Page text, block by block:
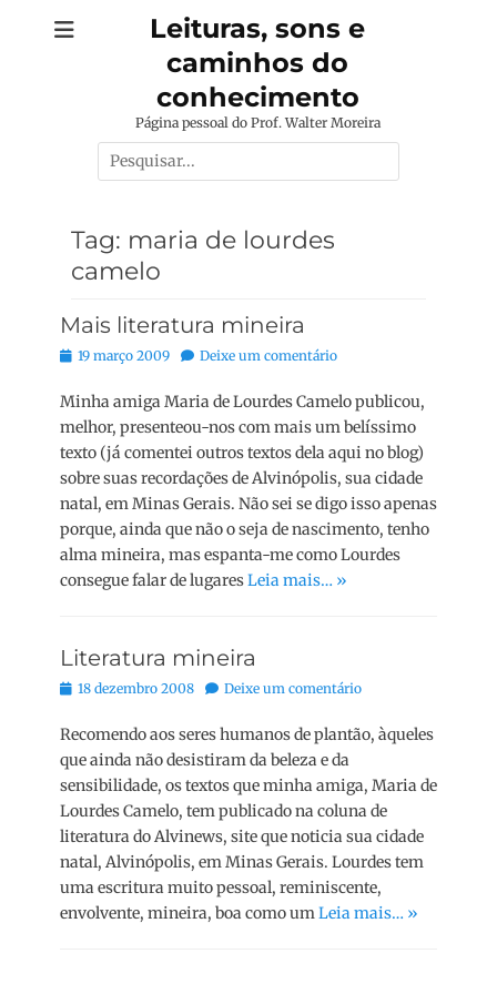
Leituras, sons e
caminhos do
conhecimento
Página pessoal do Prof. Walter Moreira
Pesquisar
por:
Tag: maria de lourdes
camelo
Mais literatura mineira
Posted
19 março 2009 Deixe um comentário
Minha amiga Maria de Lourdes Camelo publicou,
melhor, presenteou-nos com mais um belíssimo
texto (já comentei outros textos dela aqui no blog)
sobre suas recordações de Alvinópolis, sua cidade
natal, em Minas Gerais. Não sei se digo isso apenas
porque, ainda que não o seja de nascimento, tenho
alma mineira, mas espanta-me como Lourdes
consegue falar de lugaresLeia mais… »
Literatura mineira
Posted
18 dezembro 2008 Deixe um comentário
Recomendo aos seres humanos de plantão, àqueles
que ainda não desistiram da beleza e da
sensibilidade, os textos que minha amiga, Maria de
Lourdes Camelo, tem publicado na coluna de
literatura do Alvinews, site que noticia sua cidade
natal, Alvinópolis, em Minas Gerais. Lourdes tem
uma escritura muito pessoal, reminiscente,
envolvente, mineira, boa como umLeia mais… »